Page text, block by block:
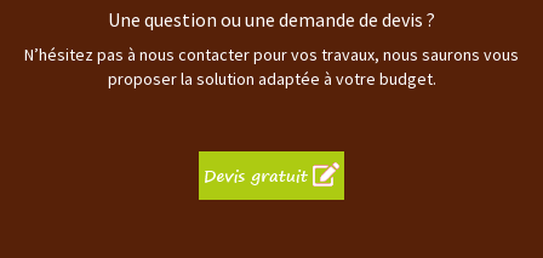
Une question ou une demande de devis ?
N’hésitez pas à nous contacter pour vos travaux, nous saurons vous
proposer la solution adaptée à votre budget.